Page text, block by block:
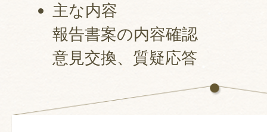
主な内容
報告書案の内容確認
意見交換、質疑応答